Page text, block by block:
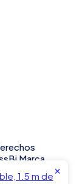
Marca
1.5 m de ✕